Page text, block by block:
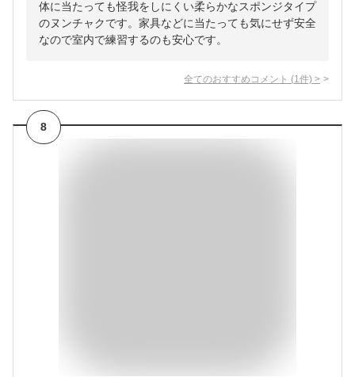
体に当たっても怪我をしにくい柔らかなスポンジタイプ
のヌンチャクです。家具などに当たっても気にせず安全
なので室内で練習するのも安心です。
全てのおすすめコメント (1 件) >
8